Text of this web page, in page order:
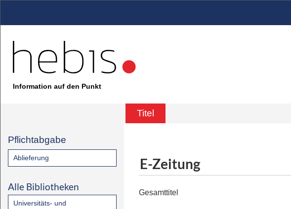
Information auf den Punkt
Titel
Pflichtabgabe
Ablieferung
Alle Bibliotheken
Universitäts- und
E-Zeitung
Gesamttitel